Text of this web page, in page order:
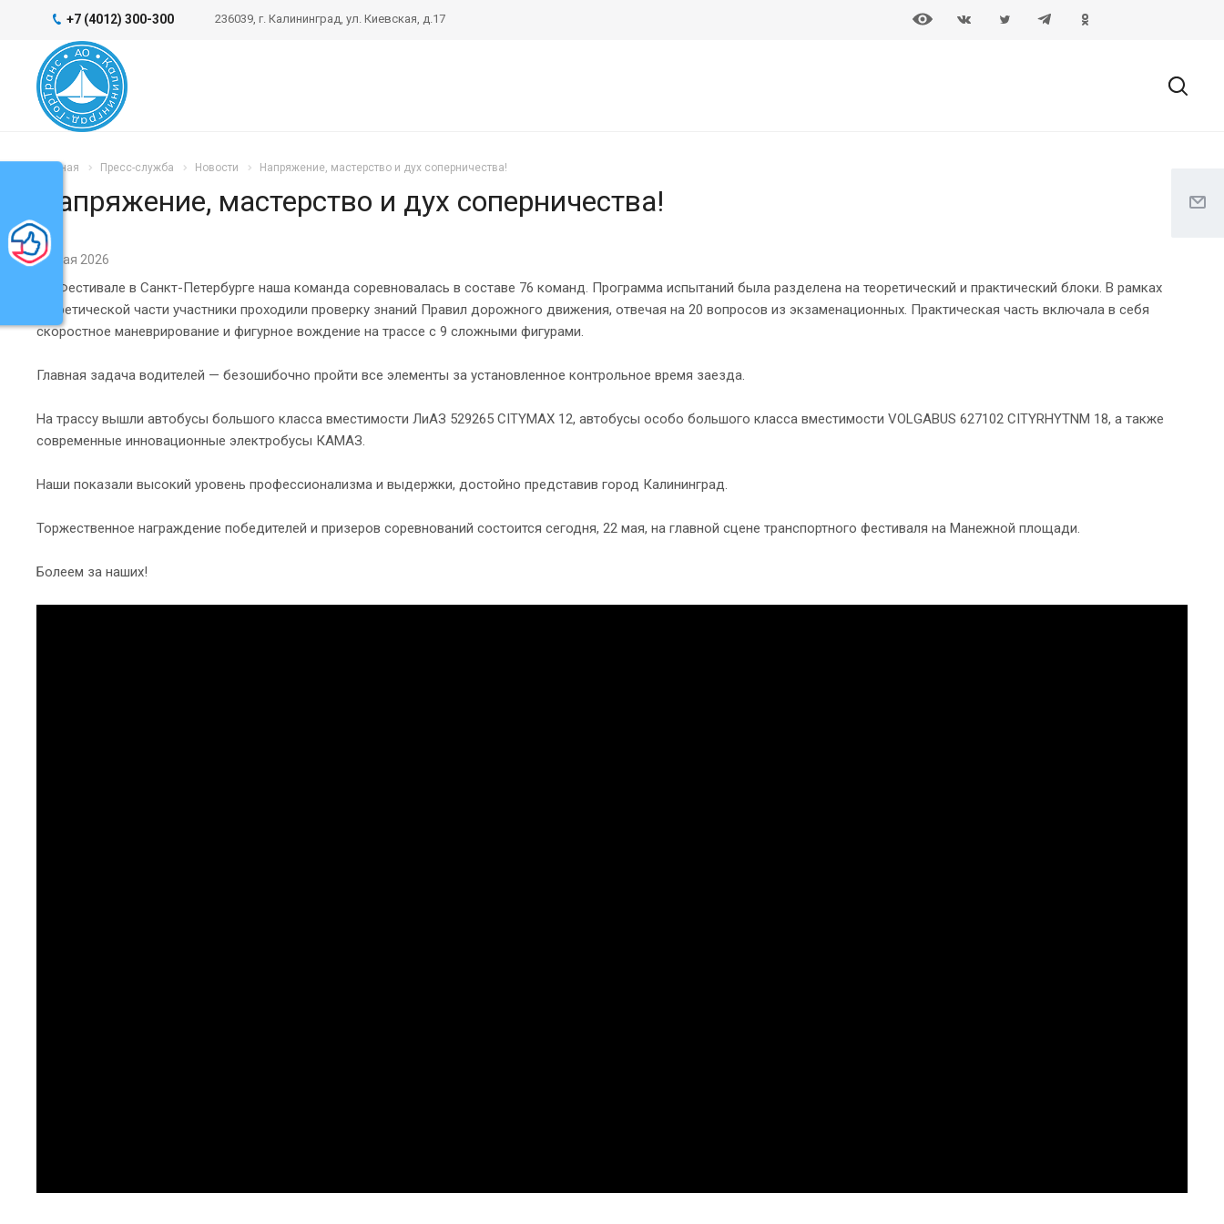
+7 (4012) 300-300 236039, г. Калининград, ул. Киевская, д.17
Главная Пресс-служба Новости Напряжение, мастерство и дух соперничества!
Напряжение, мастерство и дух соперничества!
22 мая 2026
На Фестивале в Санкт-Петербурге наша команда соревновалась в составе 76 команд. Программа испытаний была разделена на теоретический и практический блоки. В рамках
теоретической части участники проходили проверку знаний Правил дорожного движения, отвечая на 20 вопросов из экзаменационных. Практическая часть включала в себя
скоростное маневрирование и фигурное вождение на трассе с 9 сложными фигурами.
Главная задача водителей — безошибочно пройти все элементы за установленное контрольное время заезда.
На трассу вышли автобусы большого класса вместимости ЛиАЗ 529265 CITYMAX 12, автобусы особо большого класса вместимости VOLGABUS 627102 CITYRHYTNM 18, а также
современные инновационные электробусы КАМАЗ.
Наши показали высокий уровень профессионализма и выдержки, достойно представив город Калининград.
Торжественное награждение победителей и призеров соревнований состоится сегодня, 22 мая, на главной сцене транспортного фестиваля на Манежной площади.
Болеем за наших!